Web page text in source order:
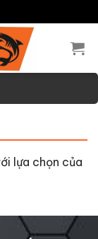
lựa chọn của